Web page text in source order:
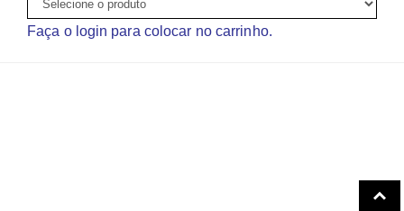
Faça o login para colocar no carrinho.